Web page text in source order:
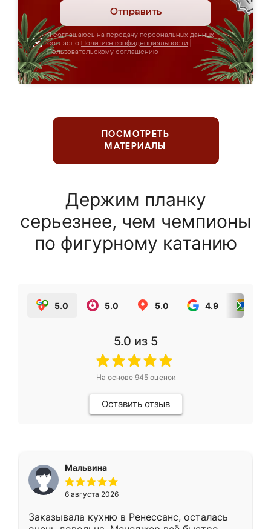
Отправить
Я соглашаюсь на передачу персональных данных
согласно Политике конфиденциальности
Пользовательскому соглашению
ПОСМОТРЕТЬ
МАТЕРИАЛЫ
Держим планку
серьезнее, чем чемпионы
по фигурному катанию
5.0 5.0 5.0 4.9
5.0 из 5
На основе 945оценок
Оставить отзыв
Мальвина
6 августа 2026
Заказывала кухню в Ренессанс, осталась